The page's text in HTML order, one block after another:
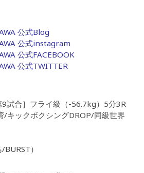
公式Blog
公式instagram
公式FACEBOOK
公式TWITTER
9試合］フライ級（-56.7kg）5分3R
/キックボクシングDROP/同級世界
）